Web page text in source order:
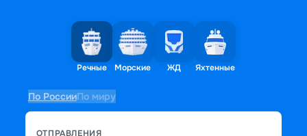
Речные Морские ЖД Яхтенные
По РоссииПо миру
ОТПРАВЛЕНИЯ